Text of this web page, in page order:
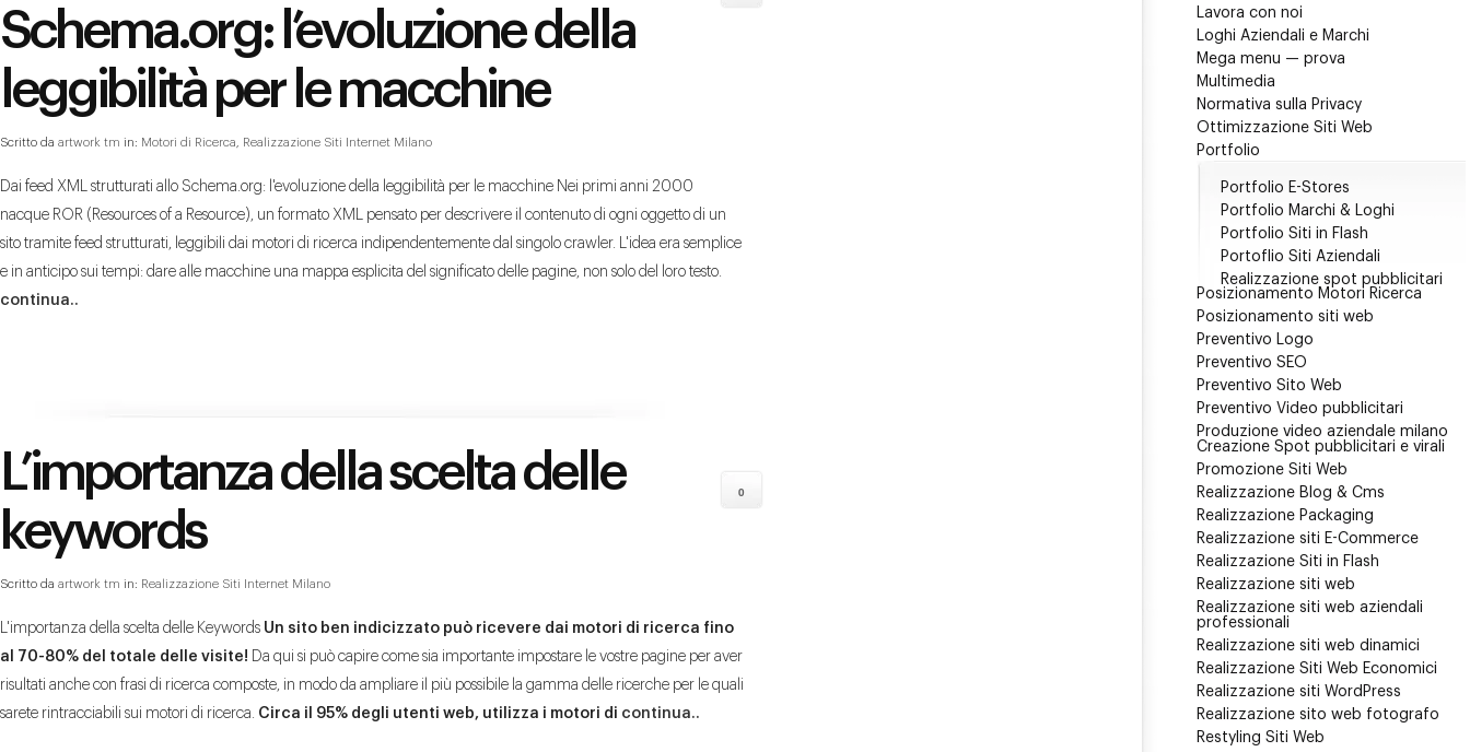
Schema.org: l’evoluzione della
leggibilità per le macchine
Scritto da artwork tm in: Motori di Ricerca Realizzazione Siti Internet Milano
Dai feed XML strutturati allo Schema.org: l'evoluzione della leggibilità per le macchine Nei primi anni 2000
nacque ROR (Resources of a Resource), un formato XML pensato per descrivere il contenuto di ogni oggetto di un
sito tramite feed strutturati, leggibili dai motori di ricerca indipendentemente dal singolo crawler. L'idea era semplice
e in anticipo sui tempi: dare alle macchine una mappa esplicita del significato delle pagine, non solo del loro testo.
continua..
L’importanza della scelta delle
keywords
Scritto da artwork tm in: Realizzazione Siti Internet Milano
L'importanza della scelta delle Keywords Un sito ben indicizzato può ricevere dai motori di ricerca fino
al 70-80% del totale delle visite! Da qui si può capire come sia importante impostare le vostre pagine per aver
risultati anche con frasi di ricerca composte, in modo da ampliare il più possibile la gamma delle ricerche per le quali
sarete rintracciabili sui motori di ricerca. Circa il 95% degli utenti web, utilizza i motori di continua..
0
Lavora con noi
Loghi Aziendali e Marchi
Mega menu — prova
Multimedia
Normativa sulla Privacy
Ottimizzazione Siti Web
Portfolio
Portfolio E-Stores
Portfolio Marchi & Loghi
Portfolio Siti in Flash
Portoflio Siti Aziendali
Realizzazione spot pubblicitari
Posizionamento Motori Ricerca
Posizionamento siti web
Preventivo Logo
Preventivo SEO
Preventivo Sito Web
Preventivo Video pubblicitari
Produzione video aziendale milano
Creazione Spot pubblicitari e virali
Promozione Siti Web
Realizzazione Blog & Cms
Realizzazione Packaging
Realizzazione siti E-Commerce
Realizzazione Siti in Flash
Realizzazione siti web
Realizzazione siti web aziendali
professionali
Realizzazione siti web dinamici
Realizzazione Siti Web Economici
Realizzazione siti WordPress
Realizzazione sito web fotografo
Restyling Siti Web